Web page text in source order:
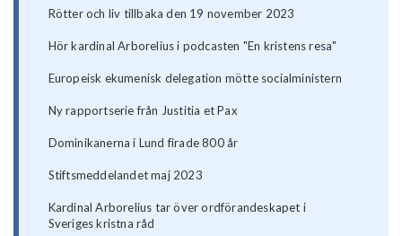
Rötter och liv tillbaka den 19 november 2023
Hör kardinal Arborelius i podcasten "En kristens resa"
Europeisk ekumenisk delegation mötte socialministern
Ny rapportserie från Justitia et Pax
Dominikanerna i Lund firade 800 år
Stiftsmeddelandet maj 2023
Kardinal Arborelius tar över ordförandeskapet i
Sveriges kristna råd